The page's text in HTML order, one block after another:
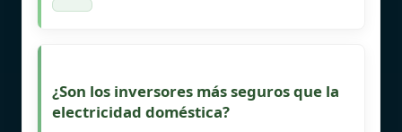
¿Son los inversores más seguros que la
electricidad doméstica?